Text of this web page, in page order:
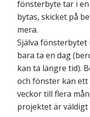
fönsterbyte tar i en
bytas, skicket på
mera.
Själva
bara ta en dag
kan ta längre tid).
och fönster kan
veckor till flera
projektet är väldigt